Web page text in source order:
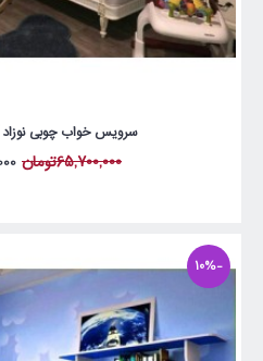
سرویس خواب چوبی
65,700,000تومان
-10%